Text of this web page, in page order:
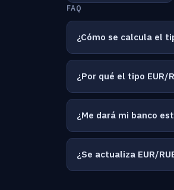
FAQ
¿Cómo se calcula el
¿Por qué el tipo EUR/
¿Me dará mi banco
¿Se actualiza EUR/